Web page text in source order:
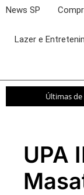
News SP
Lazer e
Últimas de
UPA